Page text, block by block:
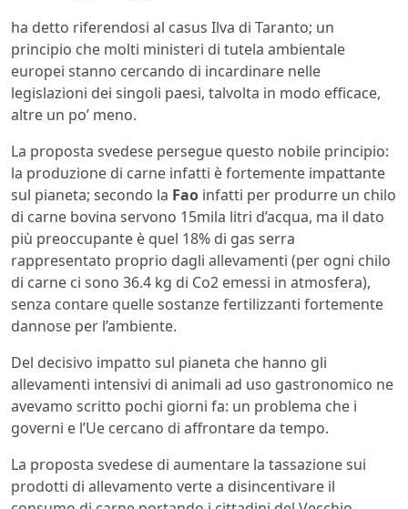
ha detto riferendosi al casus Ilva di Taranto; un
principio che molti ministeri di tutela ambientale
europei stanno cercando di incardinare nelle
legislazioni dei singoli paesi, talvolta in modo efficace,
altre un po’ meno.
La proposta svedese persegue questo nobile principio:
la produzione di carne infatti è fortemente impattante
sul pianeta; secondo la Fao infatti per produrre un chilo
di carne bovina servono 15mila litri d’acqua, ma il dato
più preoccupante è quel 18% di gas serra
rappresentato proprio dagli allevamenti (per ogni chilo
di carne ci sono 36.4 kg di Co2 emessi in atmosfera),
senza contare quelle sostanze fertilizzanti fortemente
dannose per l’ambiente.
Del decisivo impatto sul pianeta che hanno gli
allevamenti intensivi di animali ad uso gastronomico ne
avevamo scritto pochi giorni fa: un problema che i
governi e l’Ue cercano di affrontare da tempo.
La proposta svedese di aumentare la tassazione sui
prodotti di allevamento verte a disincentivare il